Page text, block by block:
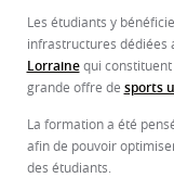
Les étudiants y
infrastructures dédiées
Lorrainequi constituent
grande offre de sports
La formation a été
afin de pouvoir
des étudiants.